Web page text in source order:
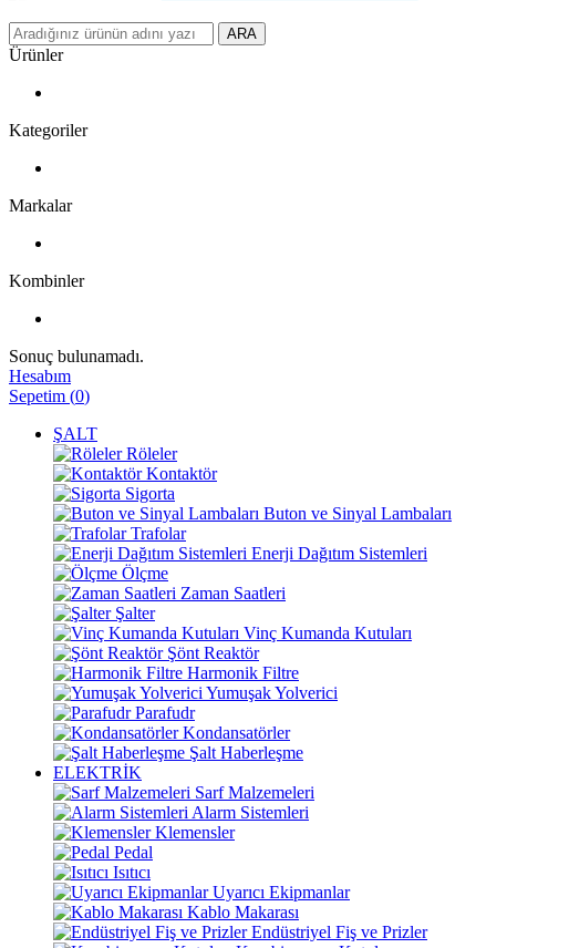
ARA
Ürünler
Kategoriler
Markalar
Kombinler
Sonuç bulunamadı.
Hesabım
Sepetim (0)
ŞALT
Röleler
Kontaktör
Sigorta
Buton ve Sinyal Lambaları
Trafolar
Enerji Dağıtım Sistemleri
Ölçme
Zaman Saatleri
Şalter
Vinç Kumanda Kutuları
Şönt Reaktör
Harmonik Filtre
Yumuşak Yolverici
Parafudr
Kondansatörler
Şalt Haberleşme
ELEKTRİK
Sarf Malzemeleri
Alarm Sistemleri
Klemensler
Pedal
Isıtıcı
Uyarıcı Ekipmanlar
Kablo Makarası
Endüstriyel Fiş ve Prizler